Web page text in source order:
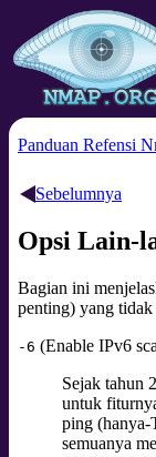
Download
Docs
Panduan Refensi
Sebelumnya
Opsi Lain-
Bagian ini
penting) yang
-6 (Enable IPv6
Sejak tahun
untuk
ping (hanya-
semuanya